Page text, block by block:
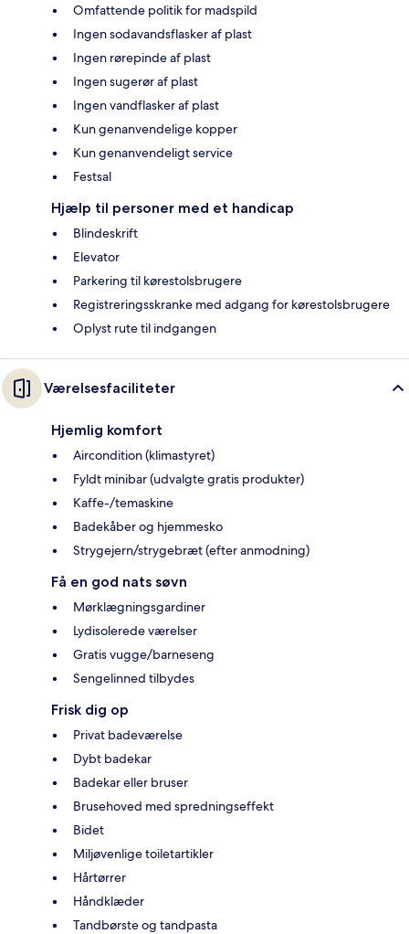
Omfattende politik for madspild
Ingen sodavandsflasker af plast
Ingen rørepinde af plast
Ingen sugerør af plast
Ingen vandflasker af plast
Kun genanvendelige kopper
Kun genanvendeligt service
Festsal
Hjælp til personer med et handicap
Blindeskrift
Elevator
Parkering til kørestolsbrugere
Registreringsskranke med adgang for kørestolsbrugere
Oplyst rute til indgangen
Værelsesfaciliteter
Hjemlig komfort
Aircondition (klimastyret)
Fyldt minibar (udvalgte gratis produkter)
Kaffe-/temaskine
Badekåber og hjemmesko
Strygejern/strygebræt (efter anmodning)
Få en god nats søvn
Mørklægningsgardiner
Lydisolerede værelser
Gratis vugge/barneseng
Sengelinned tilbydes
Frisk dig op
Privat badeværelse
Dybt badekar
Badekar eller bruser
Brusehoved med spredningseffekt
Bidet
Miljøvenlige toiletartikler
Hårtørrer
Håndklæder
Tandbørste og tandpasta